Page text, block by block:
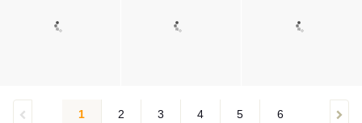
1 2 3 4 5 6